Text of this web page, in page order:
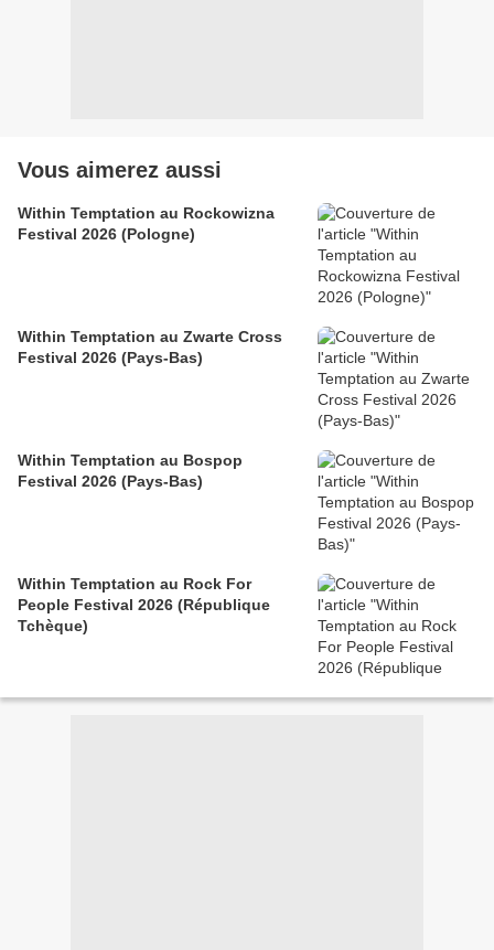
Vous aimerez aussi
Within Temptation au Rockowizna
Festival 2026 (Pologne)
Within Temptation au Zwarte Cross
Festival 2026 (Pays-Bas)
Within Temptation au Bospop
Festival 2026 (Pays-Bas)
Within Temptation au Rock For
People Festival 2026 (République
Tchèque)